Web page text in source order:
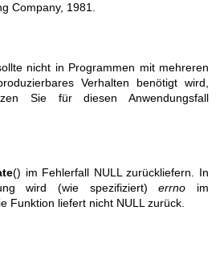
Company, 1981.
nicht in Programmen mit mehreren
Verhalten benötigt wird,
Sie für diesen Anwendungsfall
() im Fehlerfall NULL zurückliefern. In
wird (wie spezifiziert)errno im
Funktion liefert nicht NULL zurück.